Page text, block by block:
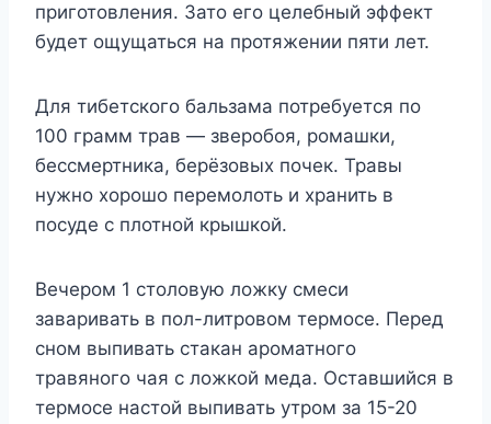
приготовления. Зато его целебный эффект
будет ощущаться на протяжении пяти лет.
Для тибетского бальзама потребуется по
100 грамм трав — зверобоя, ромашки,
бессмертника, берёзовых почек. Травы
нужно хорошо перемолоть и хранить в
посуде с плотной крышкой.
Вечером 1 столовую ложку смеси
заваривать в пол-литровом термосе. Перед
сном выпивать стакан ароматного
травяного чая с ложкой меда. Оставшийся в
термосе настой выпивать утром за 15-20